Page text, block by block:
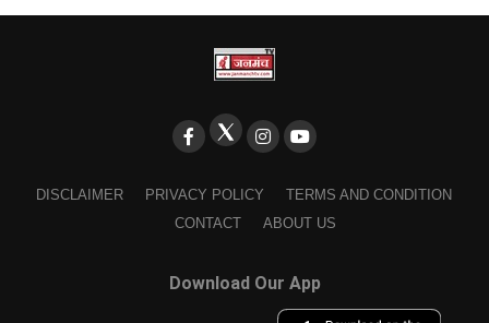
DISCLAIMER PRIVACY POLICY
TERMS AND CONDITION
CONTACT
ABOUT US
Download Our App